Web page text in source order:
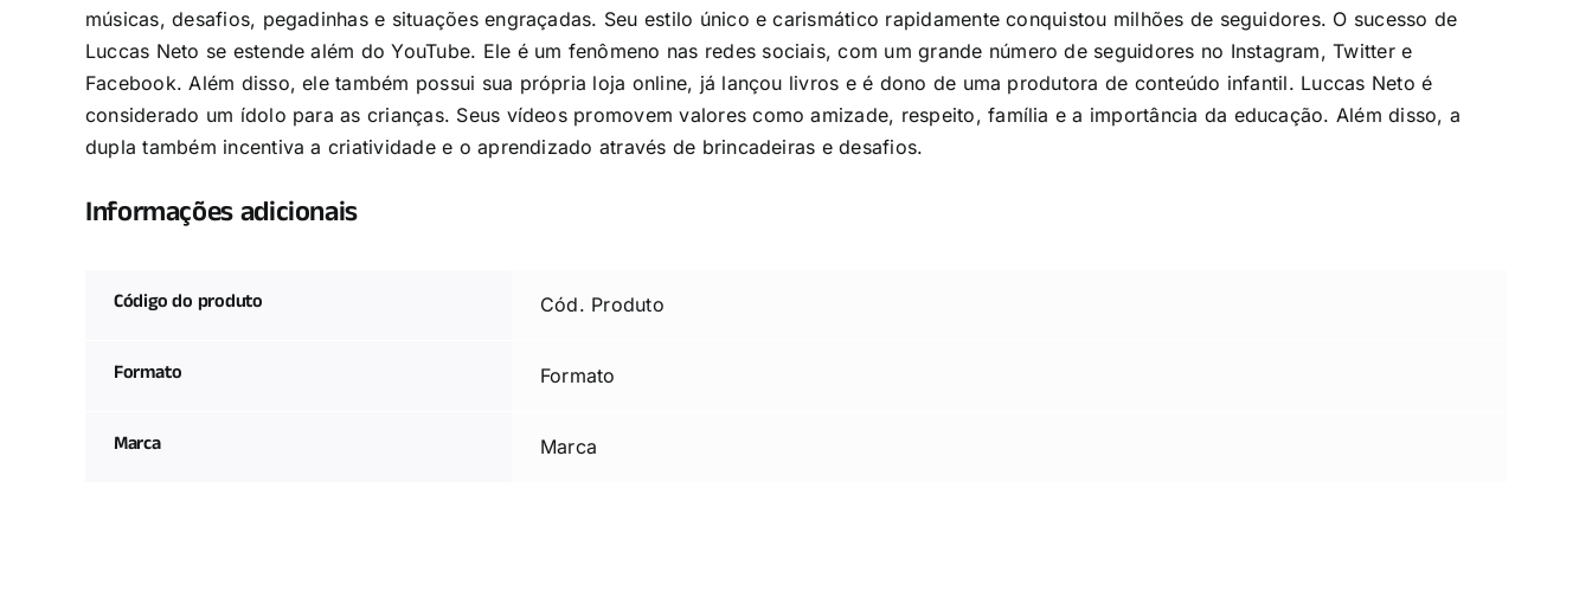
músicas, desafios, pegadinhas e situações engraçadas. Seu estilo único e carismático rapidamente conquistou milhões de seguidores. O sucesso de
Luccas Neto se estende além do YouTube. Ele é um fenômeno nas redes sociais, com um grande número de seguidores no Instagram, Twitter e
Facebook. Além disso, ele também possui sua própria loja online, já lançou livros e é dono de uma produtora de conteúdo infantil. Luccas Neto é
considerado um ídolo para as crianças. Seus vídeos promovem valores como amizade, respeito, família e a importância da educação. Além disso, a
dupla também incentiva a criatividade e o aprendizado através de brincadeiras e desafios.
Informações adicionais
Código do produto Cód. Produto
Formato Formato
Marca Marca